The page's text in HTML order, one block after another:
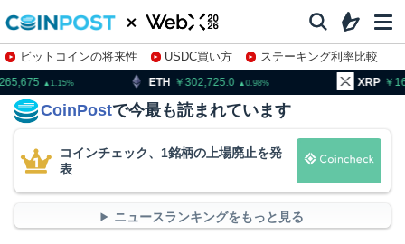
ビットコインの将来性 USDC買い方
ステーキング利率比較
株特集・関連銘柄
ETH 302,725.0 XRP 163.11
CoinPostで今最も読まれています
コインチェック、1銘柄の上場廃止を発
表
ニュースランキングをもっと見る